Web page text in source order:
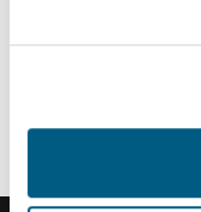
Sticker Stacker